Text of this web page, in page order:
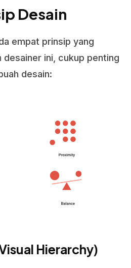
Desain
empat prinsip yang
desainer ini, cukup penting
desain:
Hierarchy)